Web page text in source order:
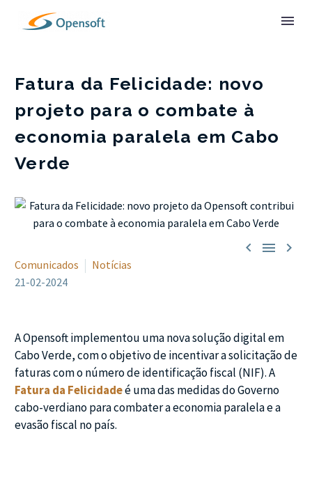
Fatura da Felicidade: novo
projeto para o combate à
economia paralela em Cabo
Verde
  
Comunicados
Notícias
21-02-2024
A Opensoft implementou uma nova solução digital em
Cabo Verde, com o objetivo de incentivar a solicitação de
faturas com o número de identificação fiscal (NIF). A
Fatura da Felicidadeé uma das medidas do Governo
cabo-verdiano para combater a economia paralela e a
evasão fiscal no país.